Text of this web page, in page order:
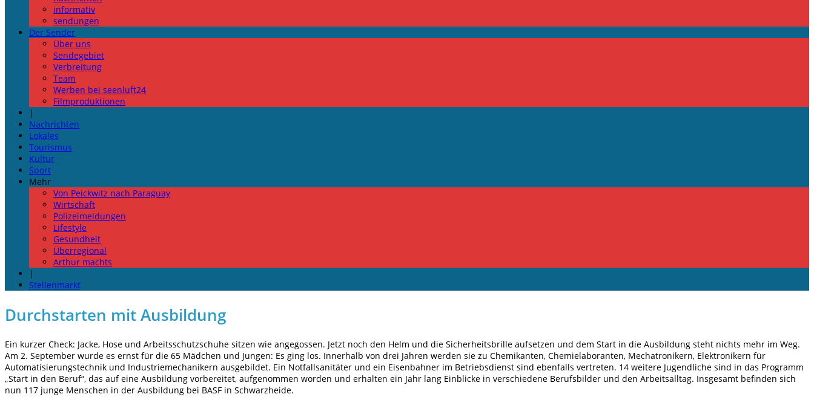
informativ
sendungen
Der Sender
Über uns
Sendegebiet
Verbreitung
Team
Werben bei seenluft24
Filmproduktionen
|
Nachrichten
Lokales
Tourismus
Kultur
Sport
Mehr
Von Peickwitz nach Paraguay
Wirtschaft
Polizeimeldungen
Lifestyle
Gesundheit
Überregional
Arthur machts
|
Stellenmarkt
Durchstarten mit Ausbildung
Ein kurzer Check: Jacke, Hose und Arbeitsschutzschuhe sitzen wie angegossen. Jetzt noch den Helm und die Sicherheitsbrille aufsetzen und dem Start in die Ausbildung steht nichts mehr im Weg.
Am 2. September wurde es ernst für die 65 Mädchen und Jungen: Es ging los. Innerhalb von drei Jahren werden sie zu Chemikanten, Chemielaboranten, Mechatronikern, Elektronikern für
Automatisierungstechnik und Industriemechanikern ausgebildet. Ein Notfallsanitäter und ein Eisenbahner im Betriebsdienst sind ebenfalls vertreten. 14 weitere Jugendliche sind in das Programm
„Start in den Beruf“, das auf eine Ausbildung vorbereitet, aufgenommen worden und erhalten ein Jahr lang Einblicke in verschiedene Berufsbilder und den Arbeitsalltag. Insgesamt befinden sich
nun 117 junge Menschen in der Ausbildung bei BASF in Schwarzheide.